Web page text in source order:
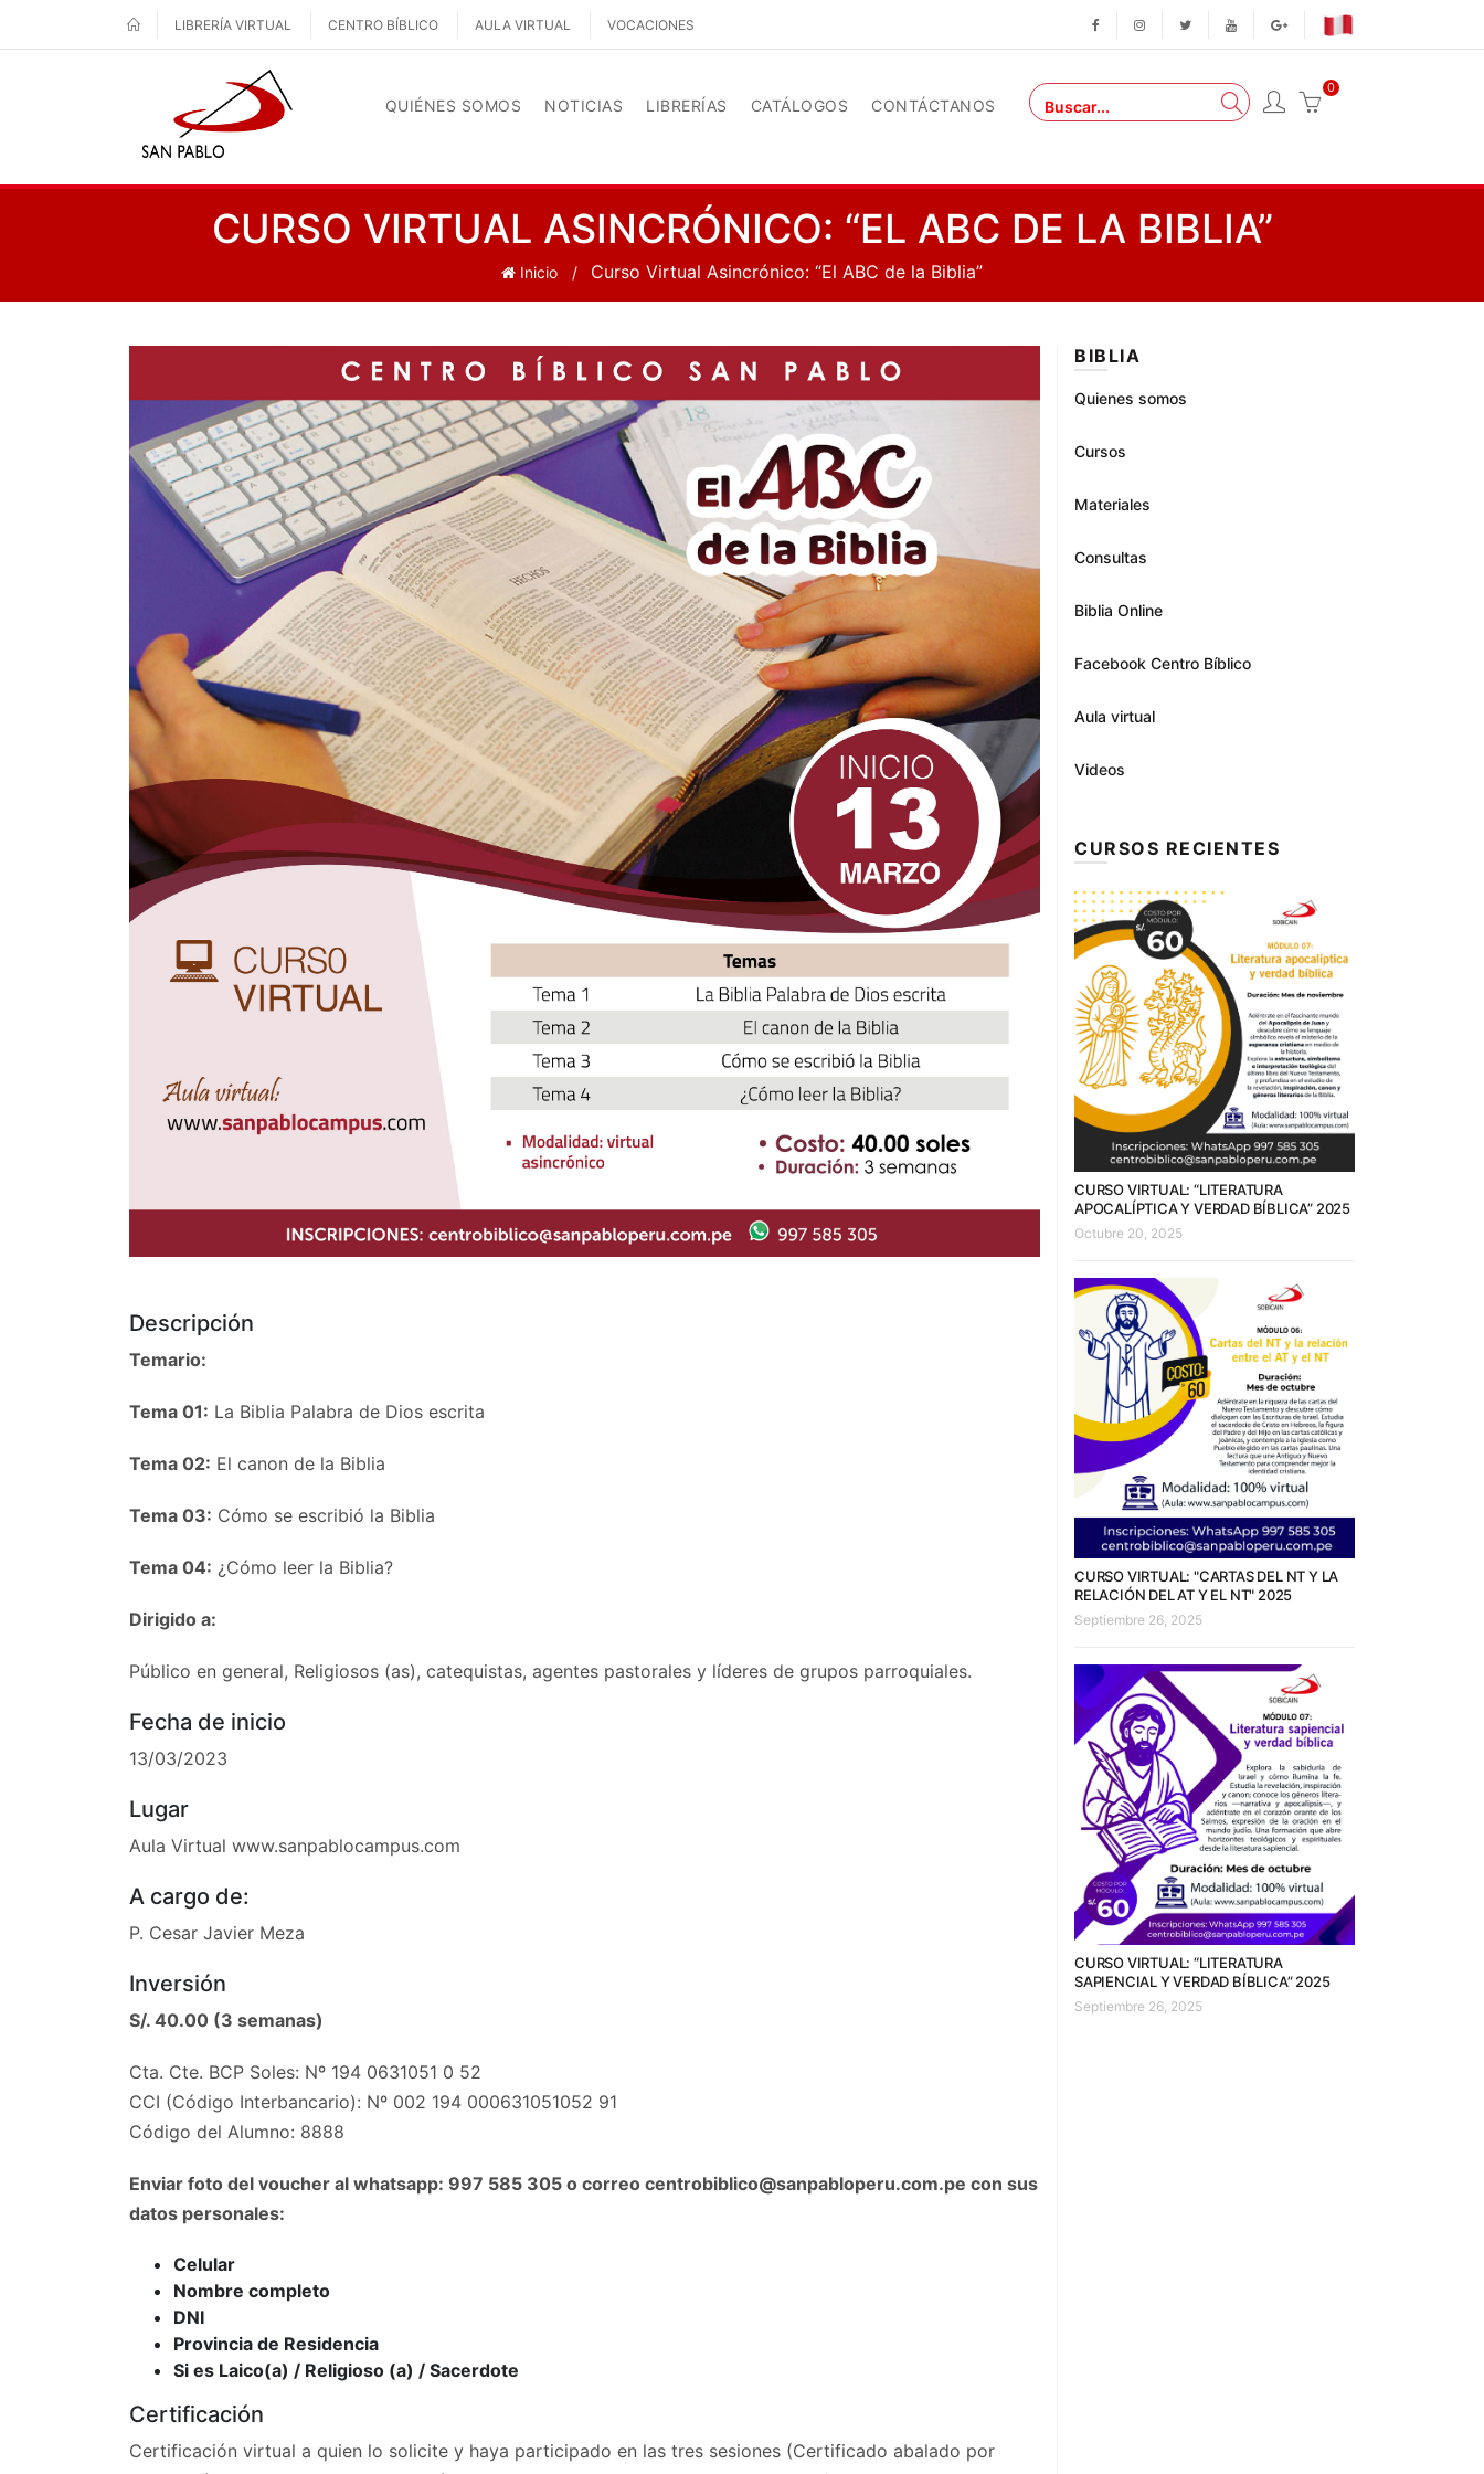
LIBRERÍA VIRTUAL CENTRO BÍBLICO AULA VIRTUAL VOCACIONES
QUIÉNES SOMOS NOTICIAS LIBRERÍAS CATÁLOGOS CONTÁCTANOS
0
CURSO VIRTUAL ASINCRÓNICO: “EL ABC DE LA BIBLIA”
Inicio Curso Virtual Asincrónico: “El ABC de la Biblia”
Descripción
Temario:
Tema 01: La Biblia Palabra de Dios escrita
Tema 02: El canon de la Biblia
Tema 03: Cómo se escribió la Biblia
Tema 04: ¿Cómo leer la Biblia?
Dirigido a:
Público en general, Religiosos (as), catequistas, agentes pastorales y líderes de grupos parroquiales.
Fecha de inicio
13/03/2023
Lugar
Aula Virtual www.sanpablocampus.com
A cargo de:
P. Cesar Javier Meza
Inversión
S/. 40.00 (3 semanas)
Cta. Cte. BCP Soles: Nº 194 0631051 0 52
CCI (Código Interbancario): Nº 002 194 000631051052 91
Código del Alumno: 8888
Enviar foto del voucher al whatsapp: 997 585 305 o correo centrobiblico@sanpabloperu.com.pe con sus
datos personales:
Celular
Nombre completo
DNI
Provincia de Residencia
Si es Laico(a) / Religioso (a) / Sacerdote
Certificación
Certificación virtual a quien lo solicite y haya participado en las tres sesiones (Certificado abalado por
BIBLIA
Quienes somos
Cursos
Materiales
Consultas
Biblia Online
Facebook Centro Bíblico
Aula virtual
Videos
CURSOS RECIENTES
CURSO VIRTUAL: “LITERATURA
APOCALÍPTICA Y VERDAD BÍBLICA” 2025
Octubre 20, 2025
CURSO VIRTUAL: "CARTAS DEL NT Y LA
RELACIÓN DEL AT Y EL NT" 2025
Septiembre 26, 2025
CURSO VIRTUAL: “LITERATURA
SAPIENCIAL Y VERDAD BÍBLICA” 2025
Septiembre 26, 2025